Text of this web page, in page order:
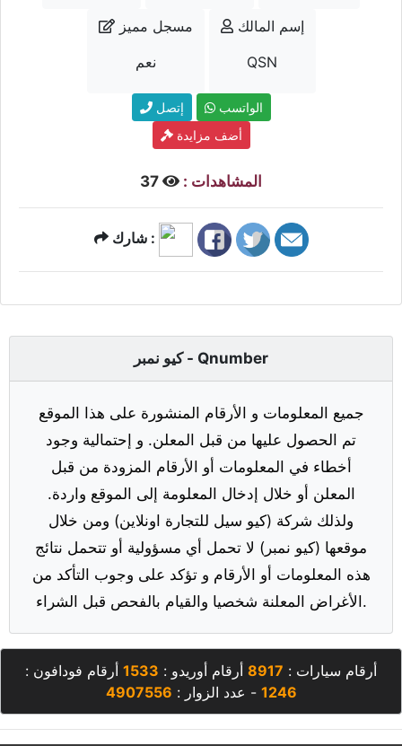
مسجل مميز
نعم
إسم المالك
QSN
إتصل
الواتسب
أضف مزايدة
المشاهدات :
شارك :
كيو نمبر - Qnumber
جميع المعلومات و الأرقام المنشورة على هذا الموقع
تم الحصول عليها من قبل المعلن. و إحتمالية وجود
أخطاء في المعلومات أو الأرقام المزودة من قبل
المعلن أو خلال إدخال المعلومة إلى الموقع واردة.
ولذلك شركة (كيو سيل للتجارة اونلاين) ومن خلال
موقعها (كيو نمبر) لا تحمل أي مسؤولية أو تتحمل نتائج
هذه المعلومات أو الأرقام و تؤكد على وجوب التأكد من
الأغراض المعلنة شخصيا والقيام بالفحص قبل الشراء.
أرقام سيارات : 8917 أرقام أوريدو : 1533 أرقام فودافون :
1246 - عدد الزوار : 4907556